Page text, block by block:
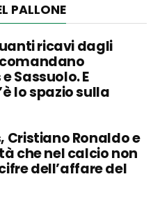
PALLONE
ricavi dagli
Sassuolo. E
lo spazio sulla
Cristiano Ronaldo e
che nel calcio non
dell’affare del